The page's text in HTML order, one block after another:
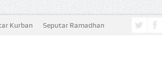
Kurban Seputar Ramadhan